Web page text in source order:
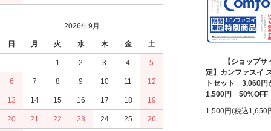
2026年9月
日 月 火 水 木 金 土
1 2 3 4 5
6 7 8 9 10 11 12
13 14 15 16 17 18 19
20 21 22 23 24 25 26
【ショップサ
定】カンファスイ
トセット 3,060円
1,500円 50%OFF
1,500円(税込1,650